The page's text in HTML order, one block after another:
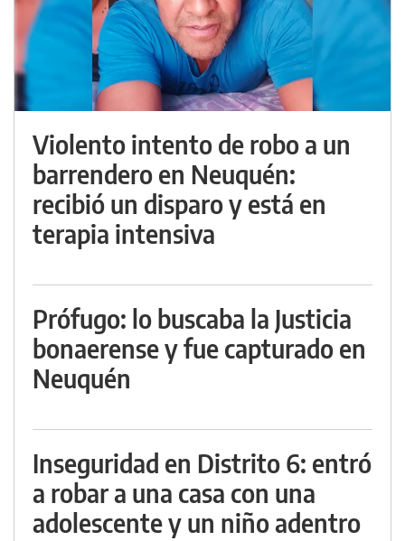
Violento intento de robo a un
barrendero en Neuquén:
recibió un disparo y está en
terapia intensiva
Prófugo: lo buscaba la Justicia
bonaerense y fue capturado en
Neuquén
Inseguridad en Distrito 6: entró
a robar a una casa con una
adolescente y un niño adentro